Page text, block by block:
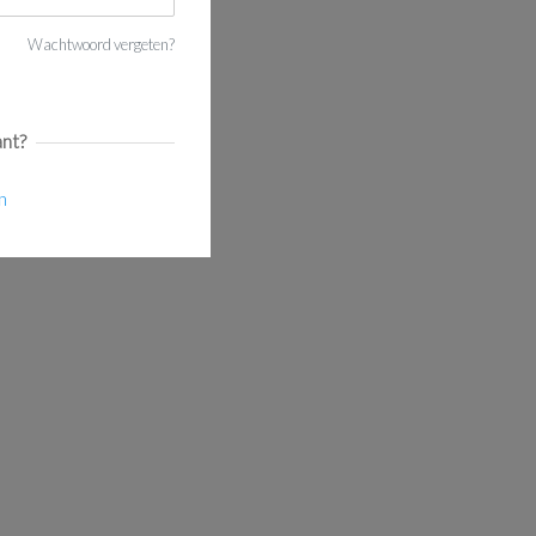
Wachtwoord vergeten?